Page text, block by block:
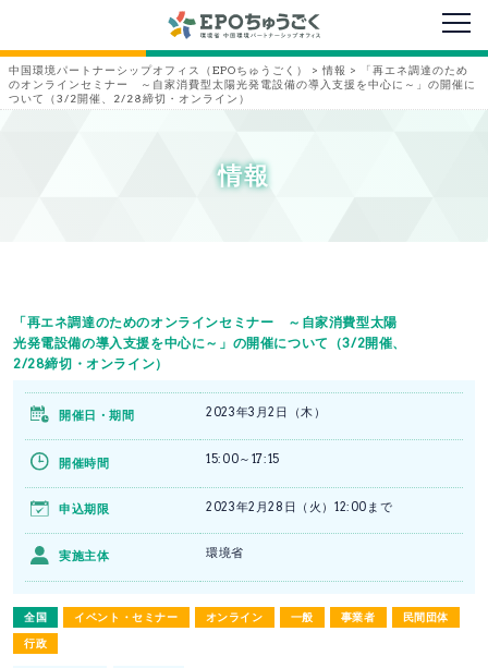
メニ
中国環境パートナーシップオフィス（EPOちゅうごく） > 情報 >
「再エネ調達のため
のオンラインセミナー ～自家消費型太陽光発電設備の導入支援を中心に～」の開催に
ついて（3/2開催、2/28締切・オンライン）
情報
「再エネ調達のためのオンラインセミナー ～自家消費型太陽
光発電設備の導入支援を中心に～」の開催について（3/2開催、
2/28締切・オンライン）
全国 イベント・セミナー オンライン 一般 事業者
民間団体
行政
開催日・期間 2023年3月2日（木）
開催時間 15:00～17:15
申込期限 2023年2月28日（火）12:00まで
実施主体 環境省